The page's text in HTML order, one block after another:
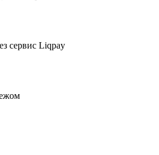
сервис Liqpay